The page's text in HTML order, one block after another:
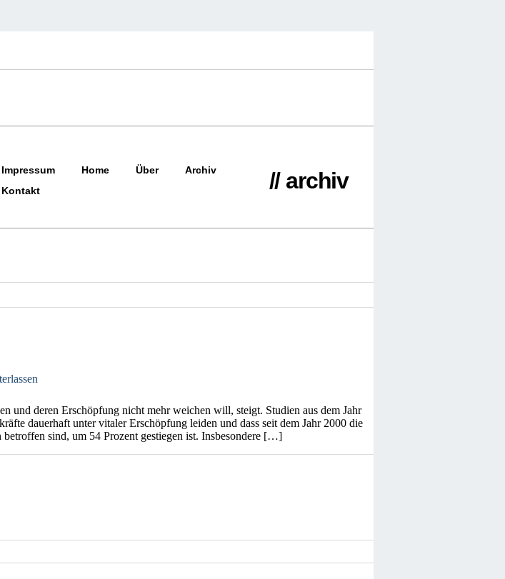
Impressum Home Über
Archiv
Kontakt
// archiv
und deren Erschöpfung nicht mehr weichen will, steigt. Studien aus dem Jahr
dauerhaft unter vitaler Erschöpfung leiden und dass seit dem Jahr 2000 die
sind, um 54 Prozent gestiegen ist. Insbesondere […]